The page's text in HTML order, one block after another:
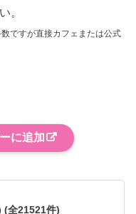
。
ですが直接カフェまたは公式
に追加
(全21521件)